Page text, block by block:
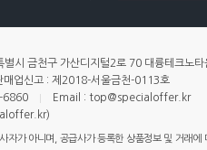
별시 금천구 가산디지털2로 70 대륭테크노
매업신고 : 제2018-서울금천-0113호
6860
Email : top@specialoffer.kr
자가 아니며, 공급사가 등록한 상품정보 및 거래